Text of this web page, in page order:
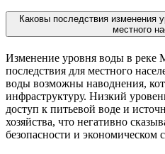
Каковы последствия изменения
местного
Изменение уровня воды в реке
последствия для местного
воды возможны наводнения,
инфраструктуру. Низкий
доступ к питьевой воде и
хозяйства, что негативно
безопасности и экономическом